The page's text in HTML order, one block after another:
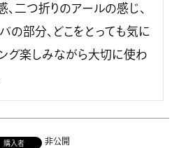
二つ折りのアールの感じ、
の部分、どこをとっても気に
ング楽しみながら大切に使わ
購入者 非公開